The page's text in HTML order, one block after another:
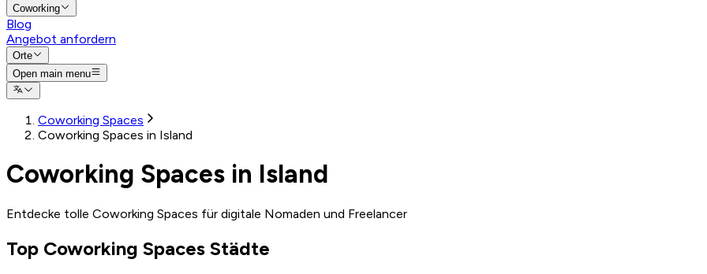
Coworking
Blog
Angebot anfordern
Orte
Open main menu
Coworking Spaces
Coworking Spaces in Island
Coworking Spaces in Island
Entdecke tolle Coworking Spaces für digitale Nomaden und Freelancer
Top Coworking Spaces Städte